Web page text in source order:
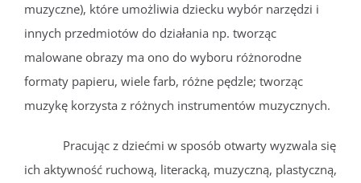
muzyczne), które umożliwia dziecku wybór narzędzi i
innych przedmiotów do działania np. tworząc
malowane obrazy ma ono do wyboru różnorodne
formaty papieru, wiele farb, różne pędzle; tworząc
muzykę korzysta z różnych instrumentów muzycznych.
Pracując z dziećmi w sposób otwarty wyzwala się
ich aktywność ruchową, literacką, muzyczną, plastyczną,